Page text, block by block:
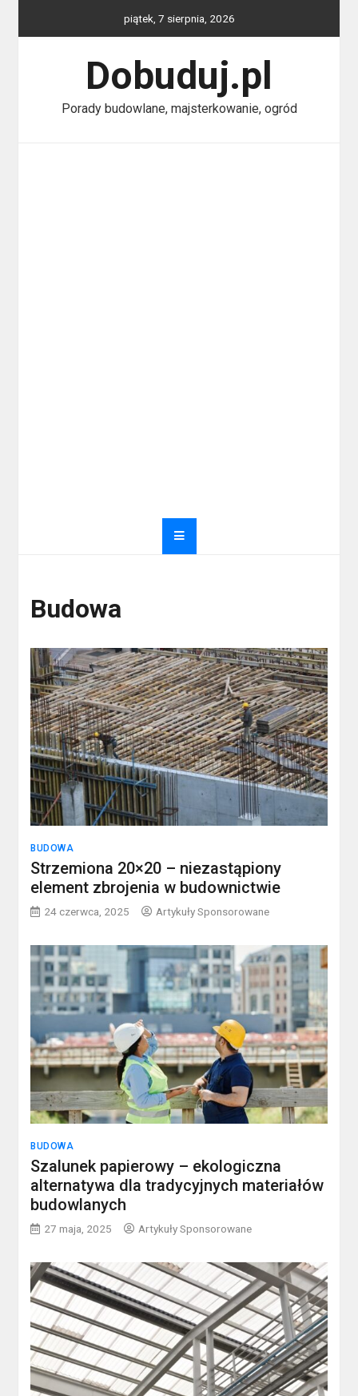
piątek, 7 sierpnia, 2026
Dobuduj.pl
Porady budowlane, majsterkowanie, ogród
Budowa
BUDOWA
Strzemiona 20×20 – niezastąpiony
element zbrojenia w budownictwie
24 czerwca, 2025 Artykuły Sponsorowane
BUDOWA
Szalunek papierowy – ekologiczna
alternatywa dla tradycyjnych materiałów
budowlanych
27 maja, 2025 Artykuły Sponsorowane